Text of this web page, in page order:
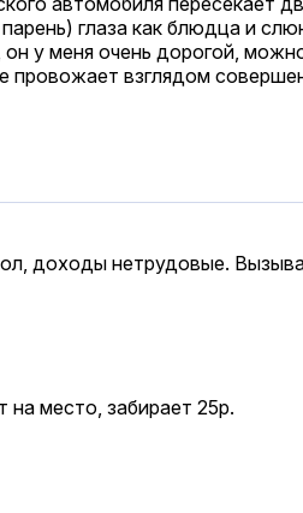
глаза как блюдца и
у меня очень дорогой,
провожает взглядом
доходы нетрудовые.
на место, забирает 25р.